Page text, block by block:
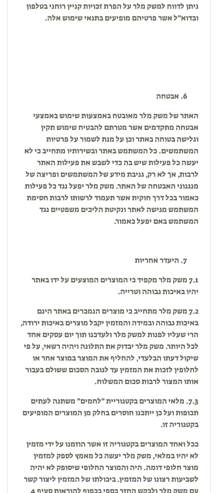
ניתן לדווח למשק מלר על הפרת זכויות קניין רוחני בטלפון
ובדוא״ל אשר פרטיהם מופיעים בתנאי שימוש אלה.
אבטחה
האתר של משק מלר מאובטח באמצעות שימוש באמצעי
אבטחה מתקדמים אשר מטרתם להבטיח שימוש תקין
וגלישה בטוחה באתר וכן על מנת לשמור על פרטיות
המשתמשים. כל המשתמש באתר ובשירותיו מתחייב כי לא
יעשה כל פעילות שיש בה כדי לשבש את פעילות האתר
לרבות, אך לא רק, גניבת מידע של המשתמשים ופריצה של
מנגנוני האבטחה של האתר. משק מלר יפעל נגד כל פעילות
כאמור בכל דרך חוקית אשר תעמוד לרשותו לרבות חסימת
המשתמש מגישה לאתר ונקיטת הליכים משפטיים נגד
המשתמש באם יפעל כאמור.
היעדר אחריות
7.1 משק מלר מקפיד כי המוצרים המוצעים על ידו באתר
יהיו באיכות גבוהה וטרייה.
7.2 משק מלר מתחייב כי מוצרים הנמכרים באתר הינם
באיכות גבוהה ובמידה והמזמין יקבל מוצרים באיכות ירודה,
הרי שעליו לפנות למשק מלר ולעדכנו תוך יום עסקים אחד
לכל היותר. משק מלר יבדוק את התלונה ויהיה רשאי, על פי
שיקול דעתו הבלעדי, להחליף את המוצר במוצר אחר או
לחלופין לזכות את המזמין עד לגובה הסכום ששולם בעבור
אותו המצור לרבות סכום המשלוח.
7.3. מלאי המוצרים בקטגוריית ״לחמים״ משתנה לעתים
תכופות ועל כן ייתכנו חוסרים בחלק מן המוצרים המופיעים
בקטגוריה זו.
ככל ואחד המוצרים בקטגוריה זו אשר הוזמנו על ידי מזמין
לא יהיו במלאי, משק מלר יעשה כל מאמץ לספק למזמין
מוצר חלופי דומה. היה והמוצר החלופי שיסופק לא יהיה
לשביעות רצונו של המזמין. ביכולתו של המזמין ליצור קשר
עם משק מלר ולבקש החזר כספי בכפוף להוראות סעיף 4